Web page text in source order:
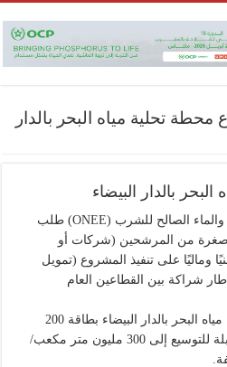
تحلية مياه البحر بالدار
بالدار البيضاء
يطلق المكتب الوطني للكهرباء والماء الصالح للشرب (ONEE) طلب
مصغرة من المرشحين (شركات أو
وماليًا على تنفيذ المشروع (تمويل
شراكة بين القطاعين العام
ومن المخطط بناء محطة تحلية مياه البحر بالدار البيضاء بطاقة 200
مليون متر مكعب في السنة قابلة للتوسيع إلى 300 مليون متر مكعب/